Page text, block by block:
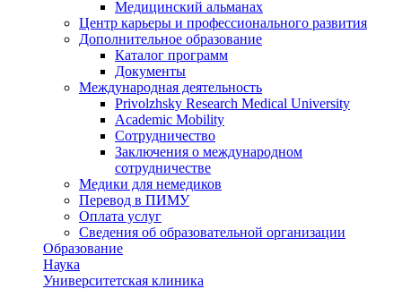
Медицинский альманах
Центр карьеры и профессионального развития
Дополнительное образование
Каталог программ
Документы
Международная деятельность
Privolzhsky Research Medical University
Academic Mobility
Сотрудничество
Заключения о международном
сотрудничестве
Медики для немедиков
Перевод в ПИМУ
Оплата услуг
Сведения об образовательной организации
Образование
Наука
Университетская клиника